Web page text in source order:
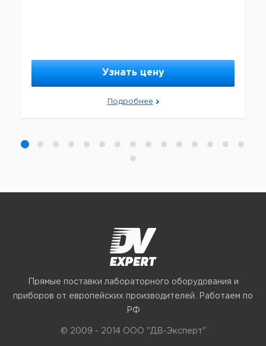
Узнать цену
Подробнее
Прямые поставки лабораторного оборудования и
приборов от европейских производителей. Работаем по
РФ
© 2009 - 2014 ООО "ДВ-Эксперт"